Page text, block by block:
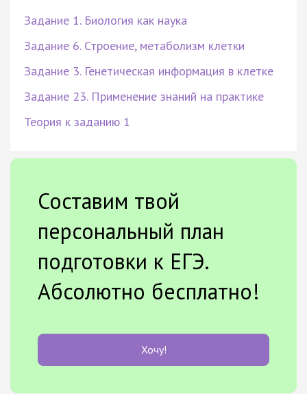
Задание 1. Биология как наука
Задание 6. Строение, метаболизм клетки
Задание 3. Генетическая информация в клетке
Задание 23. Применение знаний на практике
Теория к заданию 1
Составим твой
персональный план
подготовки к ЕГЭ.
Абсолютно бесплатно!
Хочу!